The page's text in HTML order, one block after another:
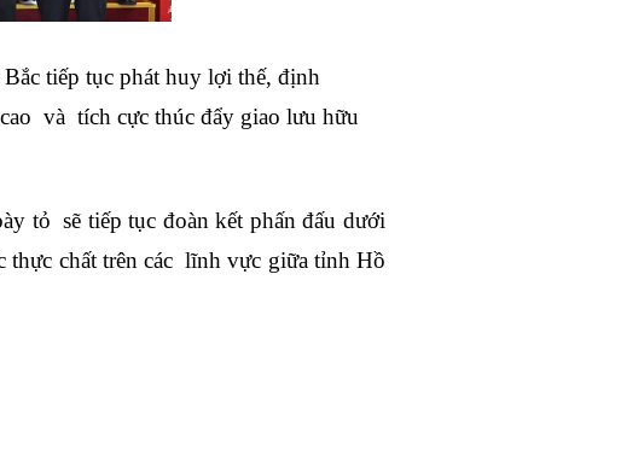
tiếp tục phát huy lợi thế, định
và tích cực thúc đẩy giao lưu hữu
tỏ sẽ tiếp tục đoàn kết phấn đấu dưới
thực chất trêncác lĩnh vực giữa tỉnh Hồ